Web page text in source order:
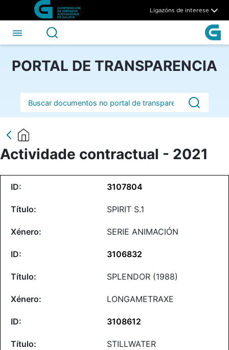
Skip to Main Content
Actividade contractual -
Ligazóns de interese
PORTAL DE TRANSPARENCIA
Barra de busca
Actividade contractual - 2021
3107804
SPIRIT S.1
SERIE ANIMACIÓN
3106832
SPLENDOR (1988)
LONGAMETRAXE
3108612
STILLWATER